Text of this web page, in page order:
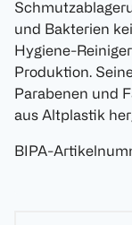
und Bakterien
Hygiene-
Produktion.
Parabenen und
aus Altplastik
BIPA-